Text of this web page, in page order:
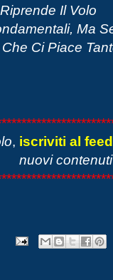
Il Volo
Ma
Ci Piace
, iscriviti al feed
nuovi